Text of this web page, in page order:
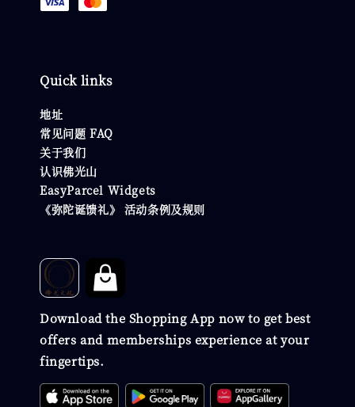
Quick links
地址
常见问题 FAQ
关于我们
认识佛光山
EasyParcel Widgets
《弥陀诞馈礼》 活动条例及规则
Download the Shopping App now to get best
offers and memberships experience at your
fingertips.